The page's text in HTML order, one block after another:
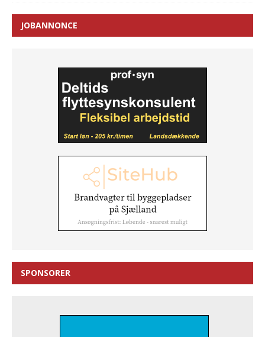
JOBANNONCE
SPONSORER